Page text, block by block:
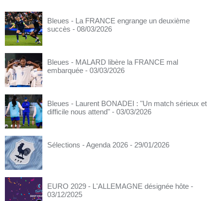
Bleues - La FRANCE engrange un deuxième
succès - 08/03/2026
Bleues - MALARD libère la FRANCE mal
embarquée - 03/03/2026
Bleues - Laurent BONADEI : "Un match sérieux et
difficile nous attend" - 03/03/2026
Sélections - Agenda 2026 - 29/01/2026
EURO 2029 - L'ALLEMAGNE désignée hôte -
03/12/2025